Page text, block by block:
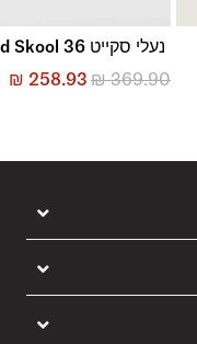
נעלי סקייט Skate Old Skool 36 +
₪369.90
₪ 258.93